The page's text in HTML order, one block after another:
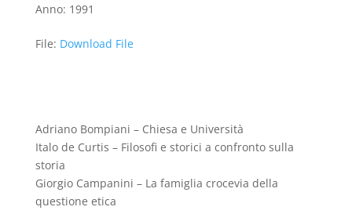
Anno: 1991
File: Download File
Adriano Bompiani – Chiesa e Università
Italo de Curtis – Filosofi e storici a confronto sulla
storia
Giorgio Campanini – La famiglia crocevia della
questione etica